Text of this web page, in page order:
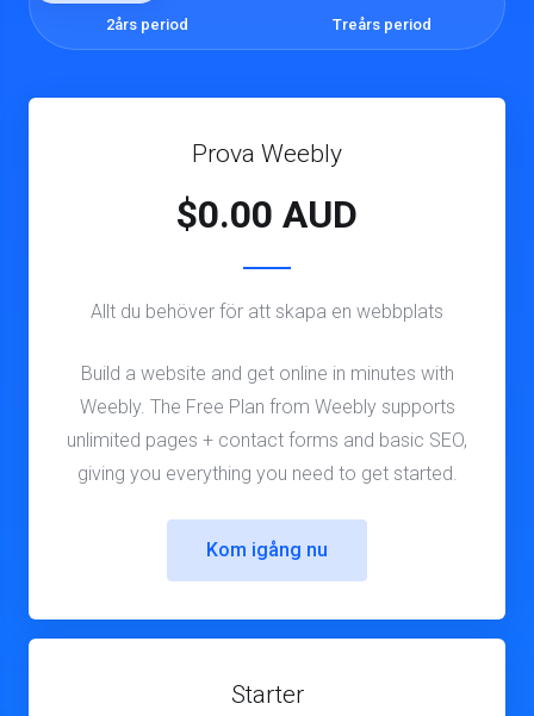
2års period Treårs period
Prova Weebly
$0.00 AUD
Allt du behöver för att skapa en webbplats
Build a website and get online in minutes with
Weebly. The Free Plan from Weebly supports
unlimited pages + contact forms and basic SEO,
giving you everything you need to get started.
Kom igång nu
Starter